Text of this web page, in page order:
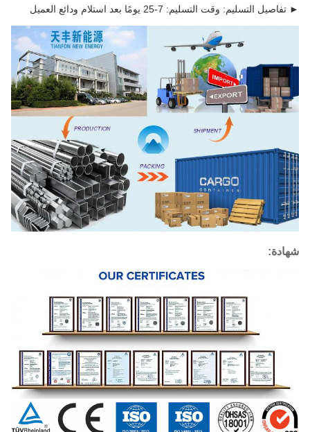
► تفاصيل التسليم: وقت التسليم: 7-25 يومًا بعد استلام ودائع العميل
شهادة: